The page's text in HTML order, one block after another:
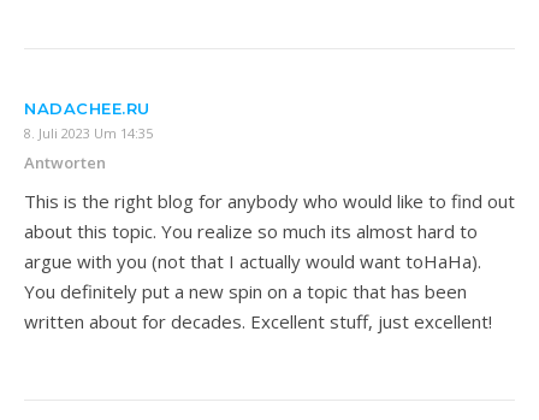
NADACHEE.RU
8. Juli 2023 Um 14:35
Antworten
This is the right blog for anybody who would like to find out
about this topic. You realize so much its almost hard to
argue with you (not that I actually would want toHaHa).
You definitely put a new spin on a topic that has been
written about for decades. Excellent stuff, just excellent!